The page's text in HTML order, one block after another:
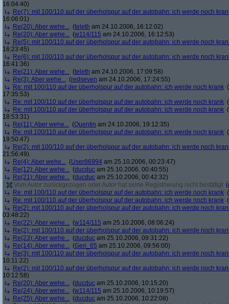
16:04:40)
Re(7): mit 100/110 auf der überholspur auf der autobahn: ich werde noch
16:06:01)
Re(20): Aber wehe... (teleth am 24.10.2006, 16:12:02)
Re(20): Aber wehe... (w114/115 am 24.10.2006, 16:12:53)
Re(5): mit 100/110 auf der überholspur auf der autobahn: ich werde noch
16:23:45)
Re(6): mit 100/110 auf der überholspur auf der autobahn: ich werde noch
16:41:36)
Re(21): Aber wehe... (teleth am 24.10.2006, 17:09:58)
Re(3): Aber wehe... (redseven am 24.10.2006, 17:24:55)
Re: mit 100/110 auf der überholspur auf der autobahn: ich werde noch krank (
17:35:53)
Re: mit 100/110 auf der überholspur auf der autobahn: ich werde noch krank (
Re: mit 100/110 auf der überholspur auf der autobahn: ich werde noch krank (
18:53:31)
Re(11): Aber wehe... (Quentin am 24.10.2006, 19:12:35)
Re: mit 100/110 auf der überholspur auf der autobahn: ich werde noch krank (
19:50:47)
Re(2): mit 100/110 auf der überholspur auf der autobahn: ich werde noch
21:56:49)
Re(4): Aber wehe... (User86994 am 25.10.2006, 00:23:47)
Re(12): Aber wehe... (ducduc am 25.10.2006, 00:40:55)
Re(21): Aber wehe... (ducduc am 25.10.2006, 00:42:32)
Vom Autor zurückgezogen oder Autor hat seine Registrierung nicht bestätigt (
Re: mit 100/110 auf der überholspur auf der autobahn: ich werde noch krank (
Re: mit 100/110 auf der überholspur auf der autobahn: ich werde noch krank (
Re(2): mit 100/110 auf der überholspur auf der autobahn: ich werde noch
03:48:22)
Re(22): Aber wehe... (w114/115 am 25.10.2006, 08:06:24)
Re(2): mit 100/110 auf der überholspur auf der autobahn: ich werde noch
Re(23): Aber wehe... (ducduc am 25.10.2006, 09:31:22)
Re(14): Aber wehe... (Geri_65 am 25.10.2006, 09:56:00)
Re(3): mit 100/110 auf der überholspur auf der autobahn: ich werde noch
10:11:22)
Re(2): mit 100/110 auf der überholspur auf der autobahn: ich werde noch
10:12:58)
Re(20): Aber wehe... (ducduc am 25.10.2006, 10:15:20)
Re(24): Aber wehe... (w114/115 am 25.10.2006, 10:19:57)
Re(25): Aber wehe... (ducduc am 25.10.2006, 10:22:08)